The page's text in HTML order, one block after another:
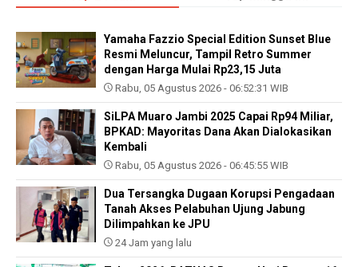
Yamaha Fazzio Special Edition Sunset Blue
Resmi Meluncur, Tampil Retro Summer
dengan Harga Mulai Rp23,15 Juta
Rabu, 05 Agustus 2026 - 06:52:31 WIB
SiLPA Muaro Jambi 2025 Capai Rp94 Miliar,
BPKAD: Mayoritas Dana Akan Dialokasikan
Kembali
Rabu, 05 Agustus 2026 - 06:45:55 WIB
Dua Tersangka Dugaan Korupsi Pengadaan
Tanah Akses Pelabuhan Ujung Jabung
Dilimpahkan ke JPU
24 Jam yang lalu